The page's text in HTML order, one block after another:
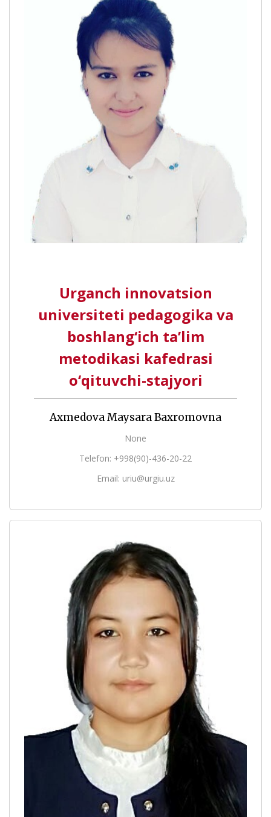
Urganch innovatsion
universiteti pedagogika va
boshlang‘ich ta’lim
metodikasi kafedrasi
o‘qituvchi-stajyori
Axmedova Maysara Baxromovna
None
Telefon: +998(90)-436-20-22
Email: uriu@urgiu.uz